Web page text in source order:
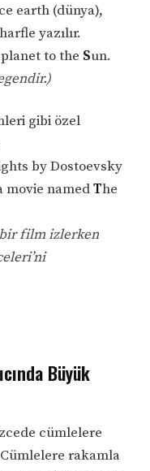
earth (dünya),
yazılır.
to the Sun.
gibi özel
by Dostoevsky
movie namedThe
bir film izlerken
Büyük
cümlelere
rakamla